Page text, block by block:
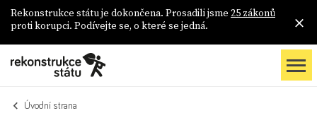
Rekonstrukce státu je dokončena. Prosadili jsme 25 zákonů
proti korupci. Podívejte se, o které se jedná.
Úvodní strana